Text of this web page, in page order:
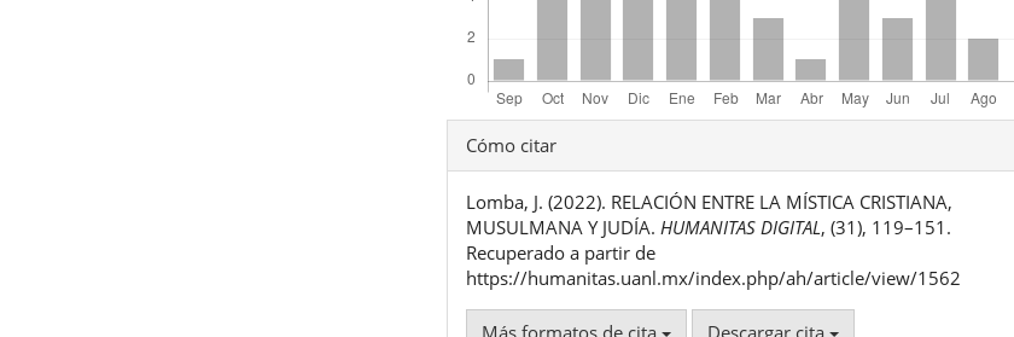
Detalles
del
artículo
Cómo citar
Lomba, J. (2022). RELACIÓN ENTRE LA MÍSTICA CRISTIANA,
MUSULMANA Y JUDÍA. HUMANITAS DIGITAL, (31), 119–151.
Recuperado a partir de
https://humanitas.uanl.mx/index.php/ah/article/view/1562
Más formatos de cita Descargar cita